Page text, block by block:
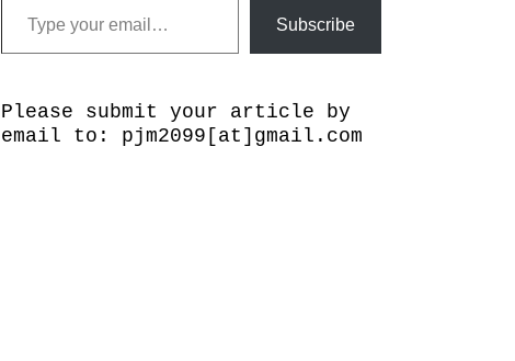
Subscribe
Please submit your article by
email to: pjm2099[at]gmail.com